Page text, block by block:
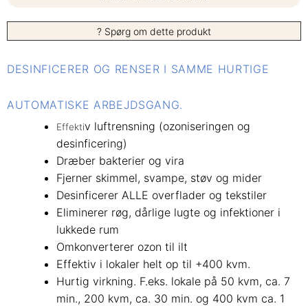
? Spørg om dette produkt
DESINFICERER OG RENSER I SAMME HURTIGE
AUTOMATISKE ARBEJDSGANG.
Effektiv luftrensning (ozoniseringen og
desinficering)
Dræber bakterier og vira
Fjerner skimmel, svampe, støv og mider
Desinficerer ALLE overflader og tekstiler
Eliminerer røg, dårlige lugte og infektioner i
lukkede rum
Omkonverterer ozon til ilt
Effektiv i lokaler helt op til +400 kvm.
Hurtig virkning. F.eks. lokale på 50 kvm, ca. 7
min., 200 kvm, ca. 30 min. og 400 kvm ca. 1